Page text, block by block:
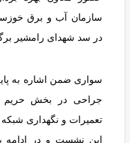
سازمان آب و برق
در سد شهدای رامشیر
سواری ضمن اشاره به
جراحی در بخش حریم
تعمیرات و نگهداری شبکه
این نشست و در ادامه